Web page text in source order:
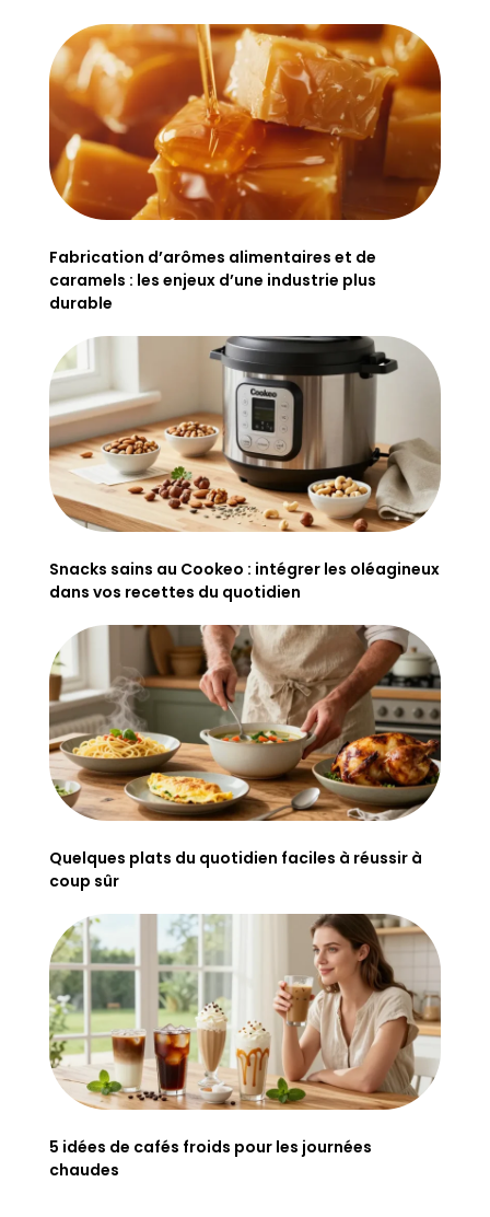
Fabrication d’arômes alimentaires et de
caramels : les enjeux d’une industrie plus
durable
Snacks sains au Cookeo : intégrer les oléagineux
dans vos recettes du quotidien
Quelques plats du quotidien faciles à réussir à
coup sûr
5 idées de cafés froids pour les journées
chaudes